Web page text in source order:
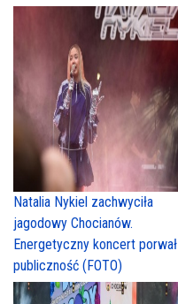
Natalia Nykiel zachwyciła
jagodowy Chocianów.
Energetyczny koncert porwał
publiczność (FOTO)